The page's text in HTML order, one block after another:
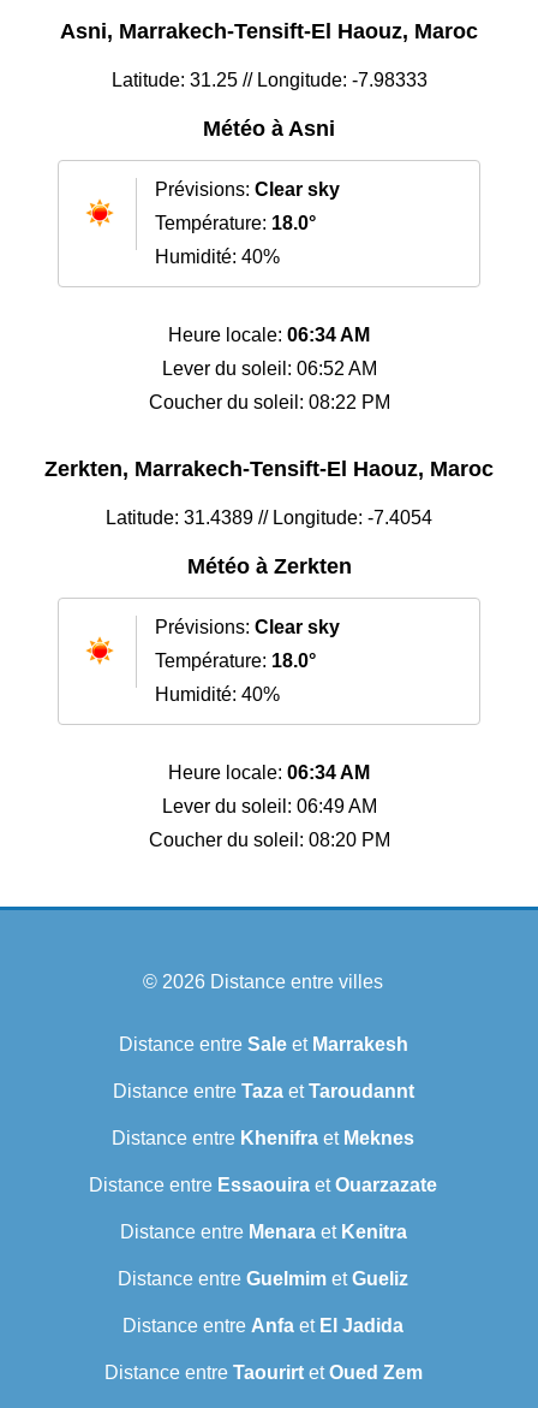
Asni, Marrakech-Tensift-El Haouz, Maroc
Latitude: 31.25 // Longitude: -7.98333
Météo à Asni
Prévisions: Clear sky
Température: 18.0°
Humidité: 40%
Heure locale: 06:34 AM
Lever du soleil: 06:52 AM
Coucher du soleil: 08:22 PM
Zerkten, Marrakech-Tensift-El Haouz, Maroc
Latitude: 31.4389 // Longitude: -7.4054
Météo à Zerkten
Prévisions: Clear sky
Température: 18.0°
Humidité: 40%
Heure locale: 06:34 AM
Lever du soleil: 06:49 AM
Coucher du soleil: 08:20 PM
© 2026 Distance entre villes
Distance entre Saleet Marrakesh
Distance entre TazaetTaroudannt
Distance entre Khenifra et Meknes
Distance entre Essaouira etOuarzazate
Distance entre Menaraet Kenitra
Distance entre Guelmim etGueliz
Distance entre Anfa et El Jadida
Distance entre TaourirtetOued Zem